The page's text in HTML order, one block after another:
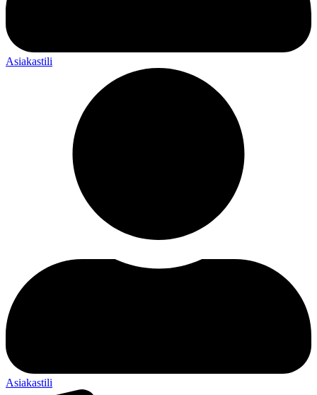
Asiakastili
Asiakastili